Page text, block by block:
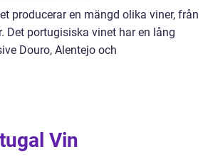
producerar en mängd olika viner, från
portugisiska vinet har en lång
Douro, Alentejo och
Vin